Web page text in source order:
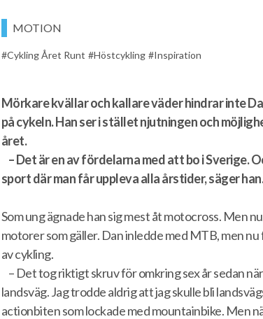
MOTION
Cykling Året Runt Höstcykling Inspiration
Mörkare kvällar och kallare väder hindrar inte
på cykeln. Han ser i stället njutningen och
året.
– Det är en av fördelarna med att bo i Sverige.
sport där man får uppleva alla årstider, säger
Som ung ägnade han sig mest åt motocross. Men
motorer som gäller. Dan inledde med MTB, men
av cykling.
– Det tog riktigt skruv för omkring sex år sedan
landsväg. Jag trodde aldrig att jag skulle bli
actionbiten som lockade med mountainbike. Men